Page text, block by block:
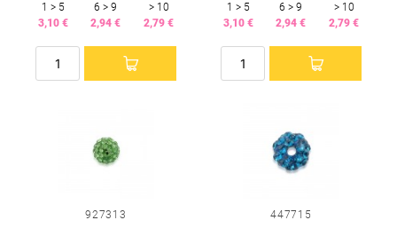
1 > 5
3,10 €
6 > 9
2,94 €
> 10
2,79 €
1 > 5
3,10 €
6 > 9
2,94 €
> 10
2,79 €
927313 447715